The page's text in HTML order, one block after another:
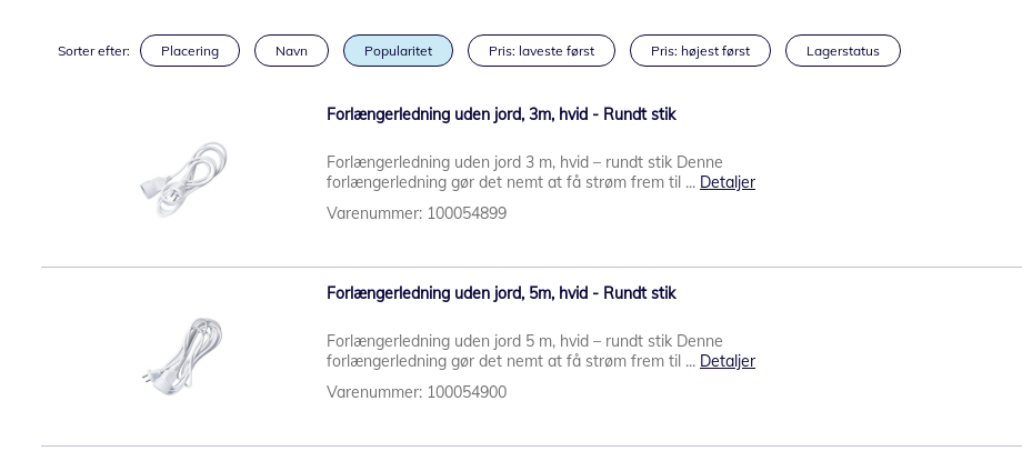
Sorter efter: Placering Navn Popularitet Pris: laveste først Pris: højest først Lagerstatus
Forlængerledning uden jord, 3m, hvid - Rundt stik
Forlængerledning uden jord 3 m, hvid – rundt stik Denne
forlængerledning gør det nemt at få strøm frem til ... Detaljer
Varenummer: 100054899
Forlængerledning uden jord, 5m, hvid - Rundt stik
Forlængerledning uden jord 5 m, hvid – rundt stik Denne
forlængerledning gør det nemt at få strøm frem til ... Detaljer
Varenummer: 100054900